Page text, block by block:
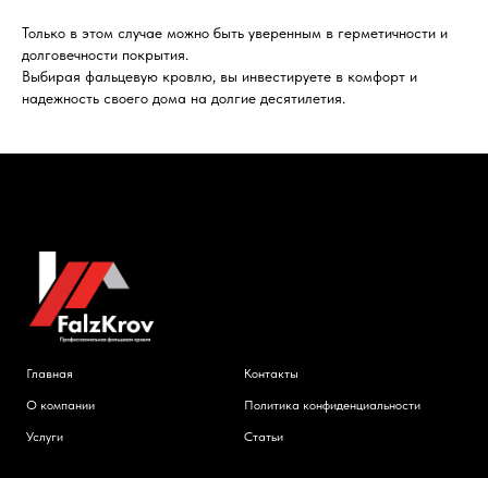
Только в этом случае можно быть уверенным в герметичности и
долговечности покрытия.
Выбирая фальцевую кровлю, вы инвестируете в комфорт и
надежность своего дома на долгие десятилетия.
Главная
О компании
Услуги
Контакты
Политика конфиденциальности
Статьи